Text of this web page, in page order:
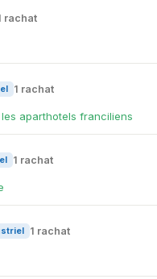
rachat
1 rachat
aparthotels franciliens
1 rachat
1 rachat